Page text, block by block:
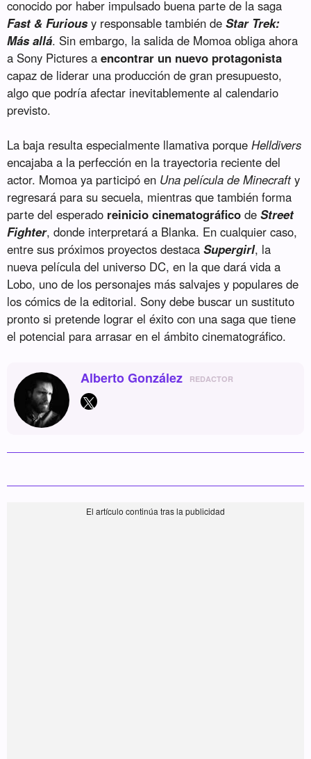
conocido por haber impulsado buena parte de la saga
Fast & Furiousy responsable también deStar Trek:
Más allá. Sin embargo, la salida de Momoa obliga ahora
a Sony Pictures aencontrar un nuevo protagonista
capaz de liderar una producción de gran presupuesto,
algo que podría afectar inevitablemente al calendario
previsto.
La baja resulta especialmente llamativa porqueHelldivers
encajaba a la perfección en la trayectoria reciente del
actor. Momoa ya participó en Una película de Minecrafty
regresará para su secuela, mientras que también forma
parte del esperado reinicio cinematográfico deStreet
Fighter, donde interpretará a Blanka. En cualquier caso,
entre sus próximos proyectos destacaSupergirl, la
nueva película del universo DC, en la que dará vida a
Lobo, uno de los personajes más salvajes y populares de
los cómics de la editorial. Sony debe buscar un sustituto
pronto si pretende lograr el éxito con una saga que tiene
el potencial para arrasar en el ámbito cinematográfico.
Alberto González REDACTOR